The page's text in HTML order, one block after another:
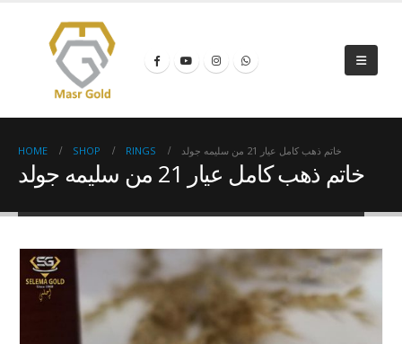
HOME SHOP RINGS خاتم ذهب كامل عيار 21 من سليمه جولد
خاتم ذهب كامل عيار 21 من سليمه جولد